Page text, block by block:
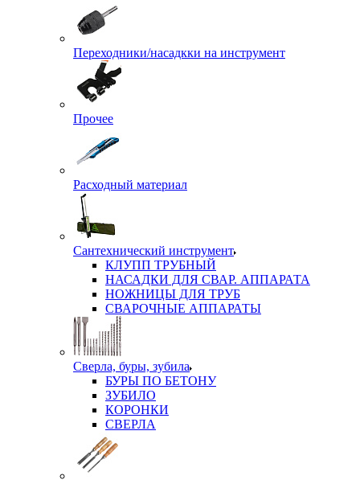
Переходники/насадкки на инструмент
Прочее
Расходный материал
Сантехнический инструмент
КЛУПП ТРУБНЫЙ
НАСАДКИ ДЛЯ СВАР. АППАРАТА
НОЖНИЦЫ ДЛЯ ТРУБ
СВАРОЧНЫЕ АППАРАТЫ
Сверла, буры, зубила
БУРЫ ПО БЕТОНУ
ЗУБИЛО
КОРОНКИ
СВЕРЛА